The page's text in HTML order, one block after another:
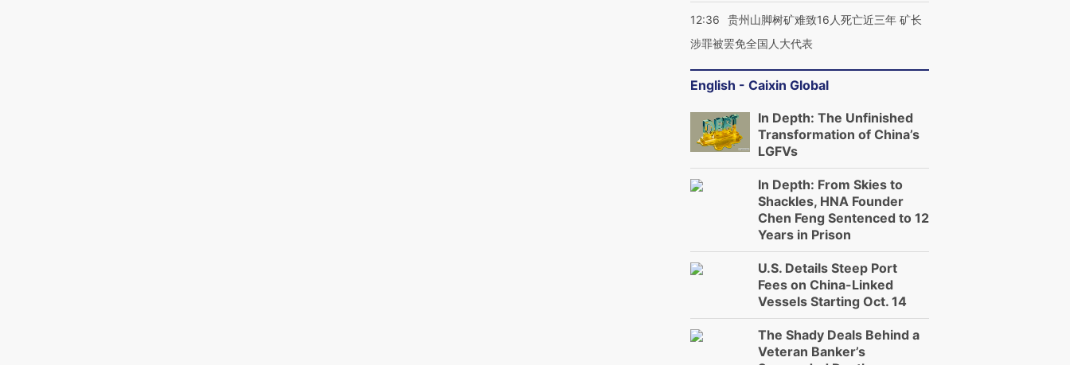
12:36
贵州山脚树矿难致16人死亡近三年 矿长
涉罪被罢免全国人大代表
English - Caixin Global
In Depth: The Unfinished
Transformation of China’s
LGFVs
In Depth: From Skies to
Shackles, HNA Founder
Chen Feng Sentenced to 12
Years in Prison
U.S. Details Steep Port
Fees on China-Linked
Vessels Starting Oct. 14
The Shady Deals Behind a
Veteran Banker’s